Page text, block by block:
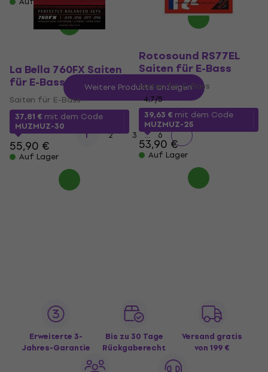
La Bella 760FX Saiten
für E-Bass
Saiten für E-Bass
37,81 € mit dem Code
MUZMUZ-30
55,90 €
Auf Lager
Rotosound RS77EL
Saiten für E-Bass
Saiten für E-Bass
4,7/5
39,63 € mit dem Code
MUZMUZ-25
53,90 €
Auf Lager
Weitere Produkte anzeigen
1 2 3 ... 6
Erweiterte 3-
Jahres-Garantie
Bis zu 30 Tage
Rückgaberecht
Versand gratis
von 199 €